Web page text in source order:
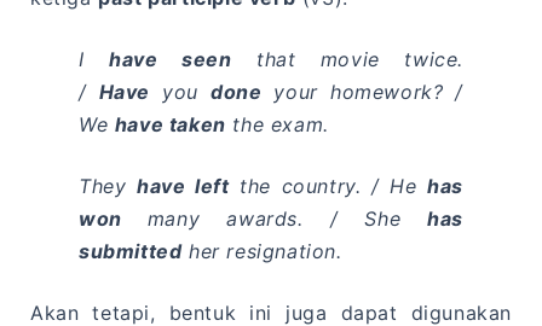
Ihave seen that movie twice.
/ Have youdone your homework? /
We have taken the exam.
Theyhave leftthe country. / Hehas
won many awards. / Shehas
submittedher resignation.
Akan tetapi, bentuk ini juga dapat digunakan